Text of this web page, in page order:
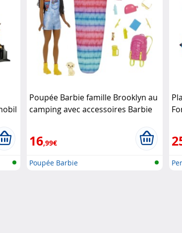
Poupée Barbie famille Brooklyn au
camping avec accessoires Barbie
16,99€
Poupée Barbie